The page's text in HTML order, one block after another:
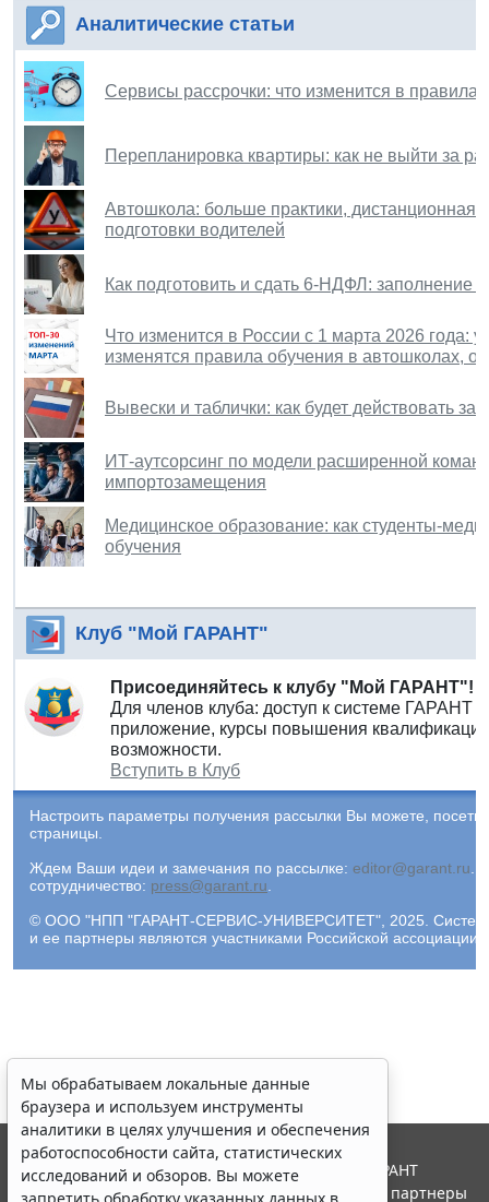
Аналитические статьи
Сервисы рассрочки: что изменится в
Перепланировка квартиры: как не выйти за
Автошкола: больше практики, дистанционная
подготовки водителей
Как подготовить и сдать 6-НДФЛ:
Что изменится в России с 1 марта 2026 года:
изменятся правила обучения в автошколах,
Вывески и таблички: как будет действовать
ИТ-аутсорсинг по модели расширенной
импортозамещения
Медицинское образование: как студенты-
обучения
Клуб "Мой ГАРАНТ"
Присоединяйтесь к клубу "Мой ГАРАНТ"!
Для членов клуба: доступ к системе ГАРАНТ
приложение, курсы повышения
возможности.
Вступить в Клуб
Настроить параметры получения рассылки Вы можете,
страницы.
Ждем Ваши идеи и замечания по рассылке: editor@garant.ru.
сотрудничество: press@garant.ru.
© ООО "НПП "ГАРАНТ-СЕРВИС-УНИВЕРСИТЕТ", 2025. Система
и ее партнеры являются участниками Российской
Мы обрабатываем локальные данные
браузера и используем инструменты
аналитики в целях улучшения и обеспечения
работоспособности сайта, статистических
исследований и обзоров. Вы можете
© ООО "НПП "ГАРАНТ-СЕРВИС", 2026. Система ГАРАНТ
выпускается с 1990 года. Компания "Гарант" и ее партнеры